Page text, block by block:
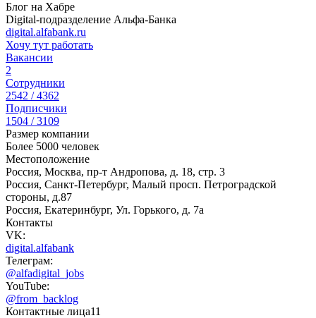
Блог на Хабре
Digital-подразделение Альфа-Банка
digital.alfabank.ru
Хочу тут работать
Вакансии
2
Сотрудники
2542 / 4362
Подписчики
1504 / 3109
Размер компании
Более 5000 человек
Местоположение
Россия, Москва, пр-т Андропова, д. 18, стр. 3
Россия, Санкт-Петербург, Малый просп. Петроградской
стороны, д.87
Россия, Екатеринбург, Ул. Горького, д. 7а
Контакты
VK:
digital.alfabank
Телеграм:
@alfadigital_jobs
YouTube:
@from_backlog
Контактные лица11